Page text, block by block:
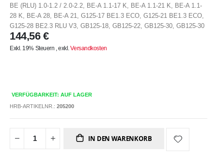
BE (RLU) 1.0-1.2 / 2.0-2.2, BE-A 1.1-17 K, BE-A 1.1-21 K, BE-A 1.1-
28 K, BE-A 28, BE-A 21, G125-17 BE1.3 ECO, G125-21 BE1.3 ECO,
G125-28 BE2.3 RLU V3, GB125-18, GB125-22, GB125-30, GB125-30
144,56 €
Exkl. 19% Steuern ,exkl.Versandkosten
VERFÜGBARKEIT: AUF LAGER
HRB-ARTIKELNR.: 205200
IN DEN WARENKORB